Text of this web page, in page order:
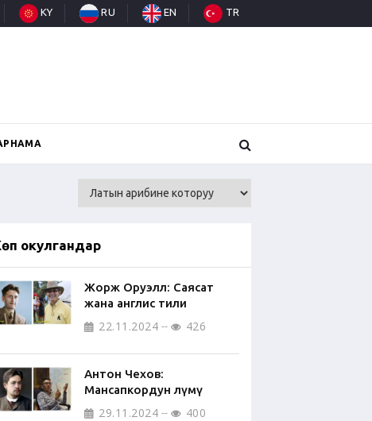
KY RU EN TR
окулгандар
Жорж Оруэлл: Саясат
жана англис тили
22.11.2024 426
Антон Чехов:
Мансапкордун өлүмү
29.11.2024 400